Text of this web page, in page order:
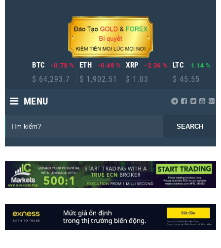
BTC
$ 64,293.7
-0.78 %
ETH
$ 1,902.51
-0.48 %
XRP
$ 1.03
-2.36 %
LTC
$ 45.55
1.14 %
SEARCH
MENU